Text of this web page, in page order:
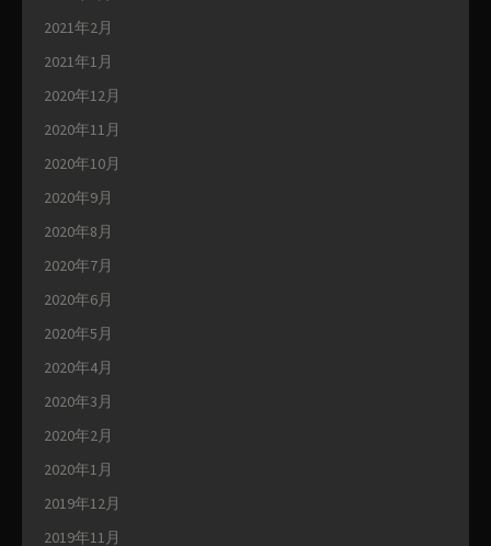
2021年2月
2021年1月
2020年12月
2020年11月
2020年10月
2020年9月
2020年8月
2020年7月
2020年6月
2020年5月
2020年4月
2020年3月
2020年2月
2020年1月
2019年12月
2019年11月